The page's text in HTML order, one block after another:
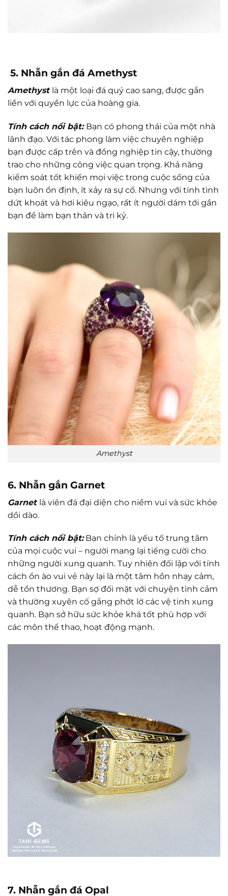
5. Nhẫn gắn đá Amethyst
Amethyst là một loại đá quý cao sang, được gắn
liền với quyền lực của hoàng gia.
Tính cách nổi bật: Bạn có phong thái của một nhà
lãnh đạo. Với tác phong làm việc chuyên nghiệp
bạn được cấp trên và đồng nghiệp tin cậy, thường
trao cho những công việc quan trọng. Khả năng
kiểm soát tốt khiến mọi việc trong cuộc sống của
bạn luôn ổn định, ít xảy ra sự cố. Nhưng với tính tình
dứt khoát và hơi kiêu ngạo, rất ít người dám tới gần
bạn để làm bạn thân và tri kỷ.
Amethyst
6. Nhẫn gắn Garnet
Garnet là viên đá đại diện cho niềm vui và sức khỏe
dồi dào.
Tính cách nổi bật:Bạn chính là yếu tố trung tâm
của mọi cuộc vui – người mang lại tiếng cười cho
những người xung quanh. Tuy nhiên đối lập với tính
cách ồn ào vui vẻ này lại là một tâm hồn nhạy cảm,
dễ tổn thương. Bạn sợ đối mặt với chuyện tình cảm
và thường xuyên cố gắng phớt lờ các vệ tinh xung
quanh. Bạn sở hữu sức khỏe khá tốt phù hợp với
các môn thể thao, hoạt động mạnh.
7. Nhẫn gắn đá Opal